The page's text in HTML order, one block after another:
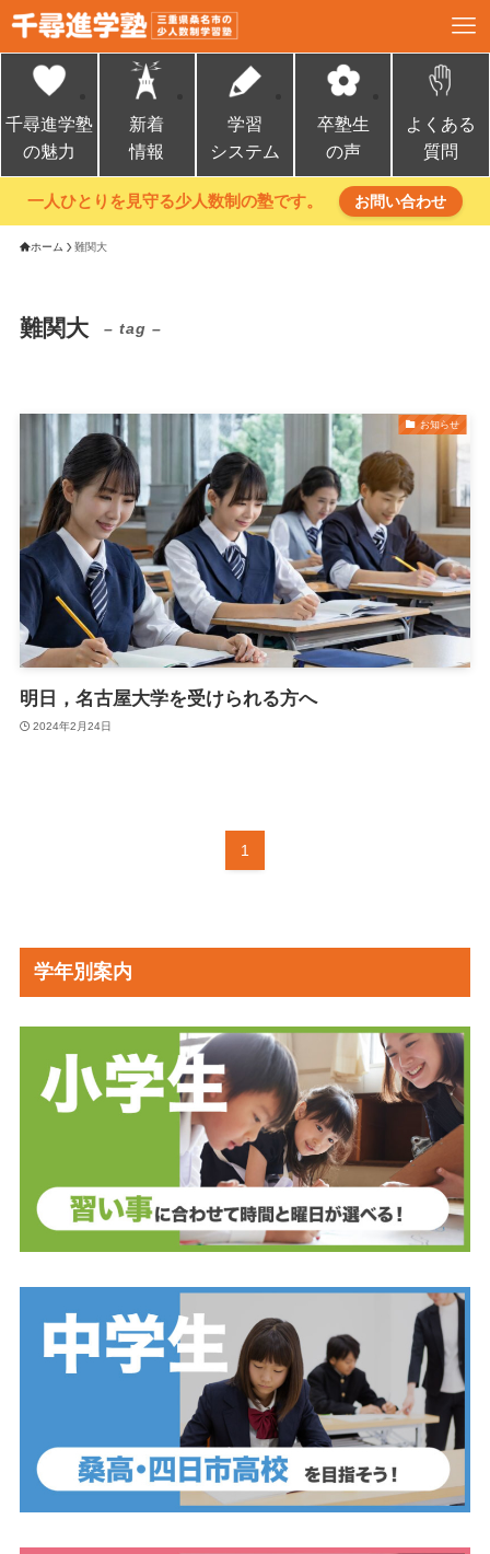
千尋進学塾
の魅力
新着
情報
学習
システム
卒塾生
の声
よくある
質問
一人ひとりを見守る少人数制の塾です。 お問い合わせ
ホーム 難関大
難関大 – tag –
お知らせ
明日，名古屋大学を受けられる方へ
2024年2月24日
1
学年別案内